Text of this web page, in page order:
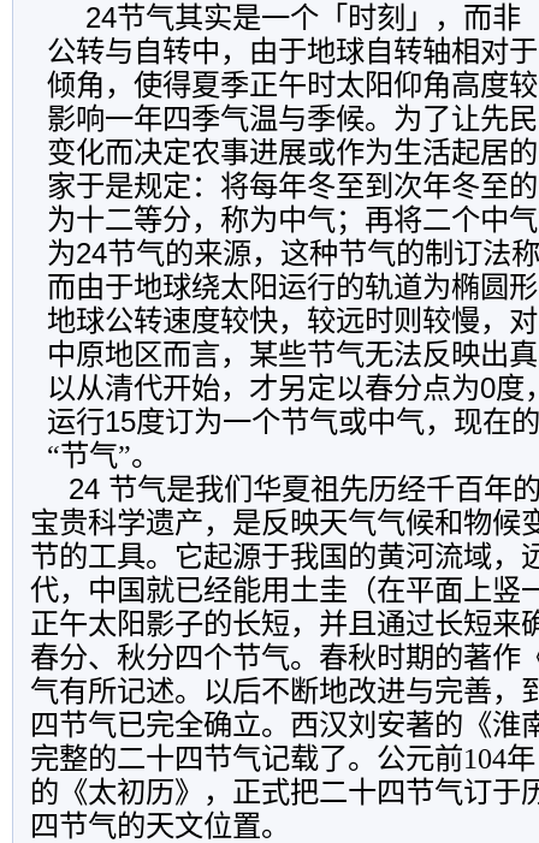
24节气其实是一个「时刻」，而非
公转与自转中，由于地球自转轴相对
倾角，使得夏季正午时太阳仰角高度
影响一年四季气温与季候。为了让先
变化而决定农事进展或作为生活起居
家于是规定：将每年冬至到次年冬至
为十二等分，称为中气；再将二个中
为24节气的来源，这种节气的制订法
而由于地球绕太阳运行的轨道为椭圆
地球公转速度较快，较远时则较慢，
中原地区而言，某些节气无法反映出
以从清代开始，才另定以春分点为0度
运行15度订为一个节气或中气，现在
“节气”。
24 节气是我们华夏祖先历经千百年
宝贵科学遗产，是反映天气气候和物候
节的工具。它起源于我国的黄河流域，
代， 中国就已经能用土圭（在平面上竖
正午太阳影子的长短，并且通过长短来
春分、秋分四个节气。 春秋时期的著作
气有所记述。 以后不断地改进与完善，
四节气已完全确立。 西汉刘安著的《淮
完整的二十四节气记载了。 公元前104
的《太初历》，正式把二十四节气订于
四节气的天文位置。